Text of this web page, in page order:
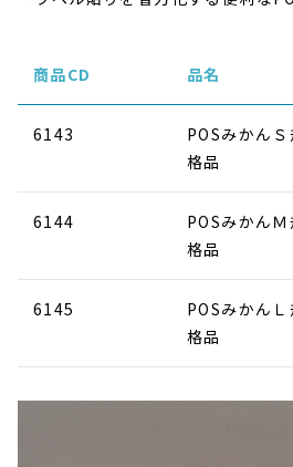
商品CD 品名
6143
POSみかんＳ
格品
6144
POSみかんＭ
格品
6145
POSみかんＬ
格品